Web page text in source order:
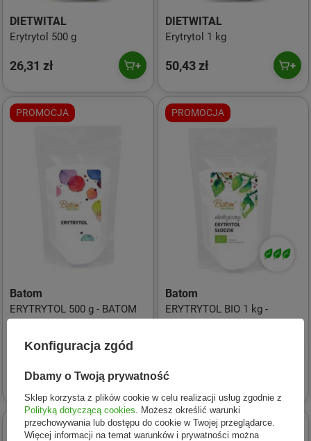
DIETWITAL
Erytrytol 500 g
26,31 zł
DIETWITAL
Erytrytol 1 kg
50,43 zł
PROMOCJA
Batom
ERYTRYTOL 500 g - BATOM
15,77 zł
16,98 zł (-7%) - cena regularna
PROMOCJA
Batom
ERYTRYTOL BIO 1 kg -
46,98 zł
PROMOCJA
Konfiguracja zgód
Dbamy o Twoją prywatność
Sklep korzysta z plików cookie w celu realizacji usług zgodnie z
Polityką dotyczącą cookies . Możesz określić warunki
przechowywania lub dostępu do cookie w Twojej przeglądarce.
Więcej informacji na temat warunków i prywatności można